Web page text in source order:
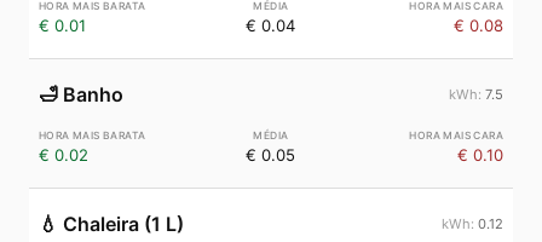
€ 0.01 € 0.04 € 0.08
🛁 Banho 7.5
€ 0.02 € 0.05 € 0.10
💧 Chaleira (1 L) 0.12